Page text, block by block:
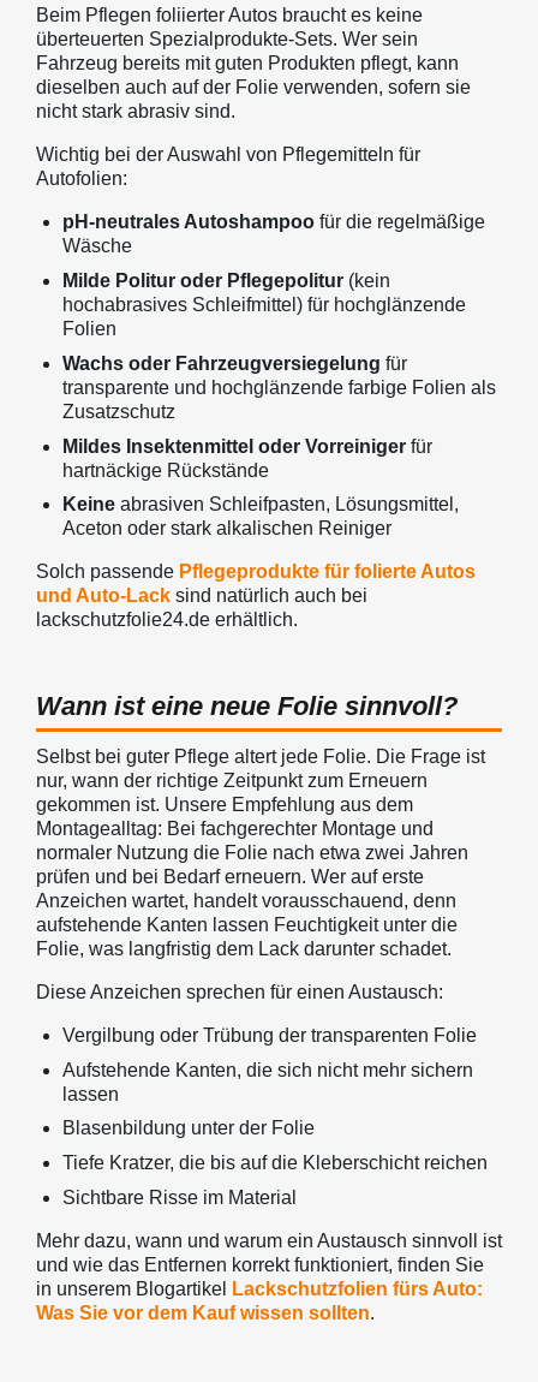
Beim Pflegen foliierter Autos braucht es keine
überteuerten Spezialprodukte-Sets. Wer sein
Fahrzeug bereits mit guten Produkten pflegt, kann
dieselben auch auf der Folie verwenden, sofern sie
nicht stark abrasiv sind.
Wichtig bei der Auswahl von Pflegemitteln für
Autofolien:
pH-neutrales Autoshampoo für die regelmäßige
Wäsche
Milde Politur oder Pflegepolitur (kein
hochabrasives Schleifmittel) für hochglänzende
Folien
Wachs oder Fahrzeugversiegelung für
transparente und hochglänzende farbige Folien als
Zusatzschutz
Mildes Insektenmittel oder Vorreiniger für
hartnäckige Rückstände
Keine abrasiven Schleifpasten, Lösungsmittel,
Aceton oder stark alkalischen Reiniger
Solch passende Pflegeprodukte für folierte Autos
und Auto-Lack sind natürlich auch bei
lackschutzfolie24.de erhältlich.
Wann ist eine neue Folie sinnvoll?
Selbst bei guter Pflege altert jede Folie. Die Frage ist
nur, wann der richtige Zeitpunkt zum Erneuern
gekommen ist. Unsere Empfehlung aus dem
Montagealltag: Bei fachgerechter Montage und
normaler Nutzung die Folie nach etwa zwei Jahren
prüfen und bei Bedarf erneuern. Wer auf erste
Anzeichen wartet, handelt vorausschauend, denn
aufstehende Kanten lassen Feuchtigkeit unter die
Folie, was langfristig dem Lack darunter schadet.
Diese Anzeichen sprechen für einen Austausch:
Vergilbung oder Trübung der transparenten Folie
Aufstehende Kanten, die sich nicht mehr sichern
lassen
Blasenbildung unter der Folie
Tiefe Kratzer, die bis auf die Kleberschicht reichen
Sichtbare Risse im Material
Mehr dazu, wann und warum ein Austausch sinnvoll ist
und wie das Entfernen korrekt funktioniert, finden Sie
in unserem Blogartikel
Lackschutzfolien fürs Auto:
Was Sie vor dem Kauf wissen sollten.